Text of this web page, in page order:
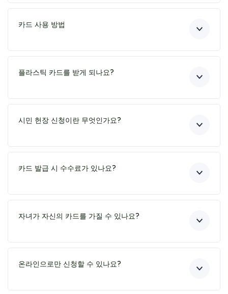
카드 사용 방법
플라스틱 카드를 받게 되나요?
시민 헌장 신청이란 무엇인가요?
카드 발급 시 수수료가 있나요?
자녀가 자신의 카드를 가질 수 있나요?
온라인으로만 신청할 수 있나요?